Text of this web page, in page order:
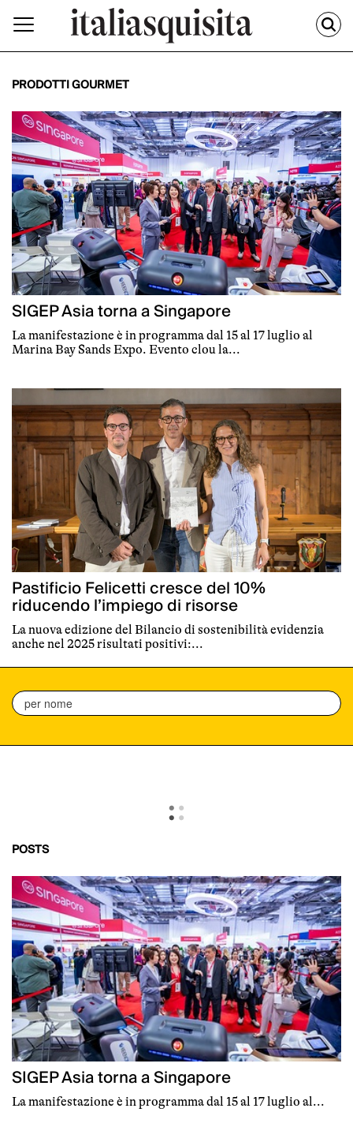
PRODOTTI GOURMET
SIGEP Asia torna a Singapore
La manifestazione è in programma dal 15 al 17 luglio al
Marina Bay Sands Expo. Evento clou la...
Pastificio Felicetti cresce del 10%
riducendo l’impiego di risorse
La nuova edizione del Bilancio di sostenibilità evidenzia
anche nel 2025 risultati positivi:...
POSTS
SIGEP Asia torna a Singapore
La manifestazione è in programma dal 15 al 17 luglio al...